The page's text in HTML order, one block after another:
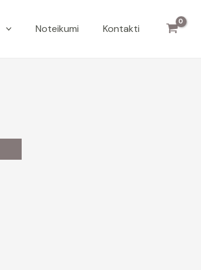
Noteikumi Kontakti